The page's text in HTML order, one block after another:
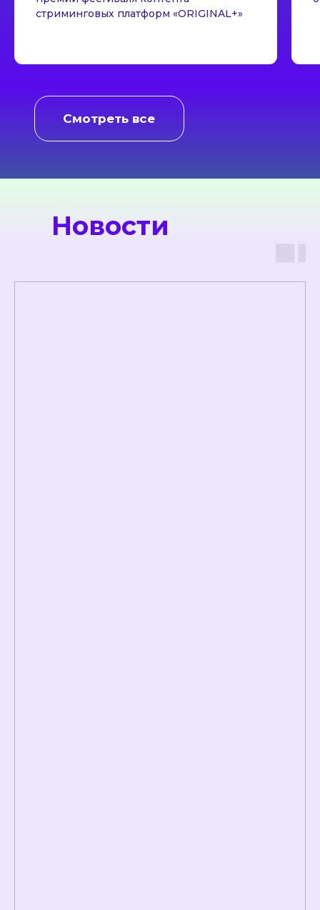
стриминговых платформ «ORIGINAL+»
Смотреть все
Новости